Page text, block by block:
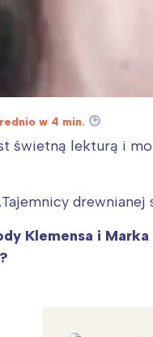
w 4 min.
świetną lekturą i
drewnianej
Klemensa i